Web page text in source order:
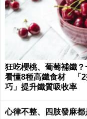
狂吃櫻桃、葡萄補鐵？
看懂8種高鐵食材 「2
巧」提升鐵質吸收率
心律不整、四肢發麻都